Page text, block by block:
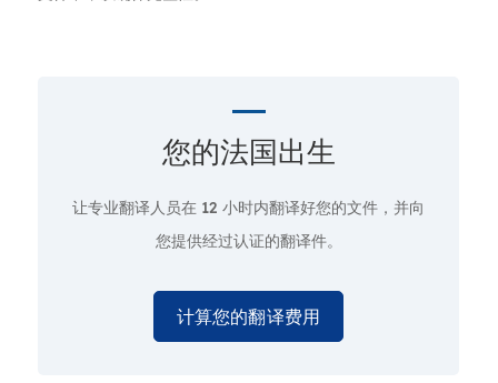
您的法国出生
让专业翻译人员在 12 小时内翻译好您的文件，并向
您提供经过认证的翻译件。
计算您的翻译费用